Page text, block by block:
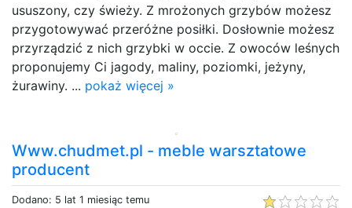
ususzony, czy świeży. Z mrożonych grzybów możesz
przygotowywać przeróżne posiłki. Dosłownie możesz
przyrządzić z nich grzybki w occie. Z owoców leśnych
proponujemy Ci jagody, maliny, poziomki, jeżyny,
żurawiny. ... pokaż więcej »
Www.chudmet.pl - meble warsztatowe
producent
Dodano: 5 lat 1 miesiąc temu